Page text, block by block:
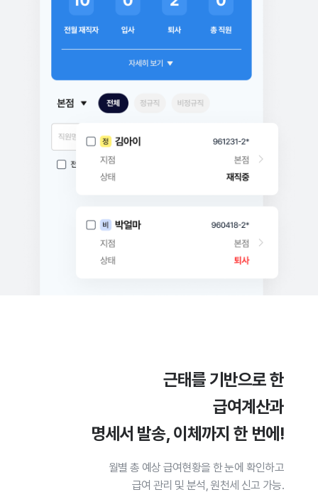
근태를 기반으로 한
급여계산과
명세서 발송, 이체까지 한 번에!
월별 총 예상 급여현황을 한 눈에 확인하고
급여 관리 및 분석, 원천세 신고 가능.